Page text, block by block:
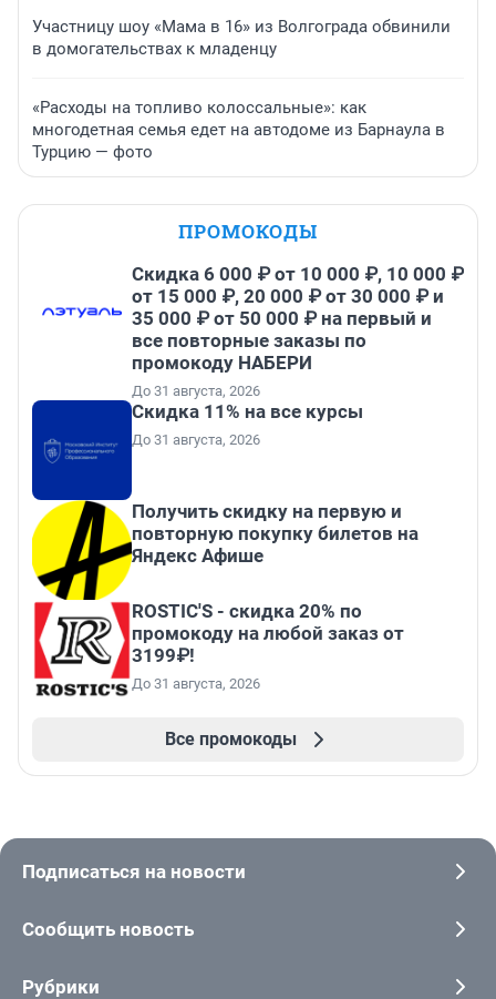
Участницу шоу «Мама в 16» из Волгограда обвинили
в домогательствах к младенцу
«Расходы на топливо колоссальные»: как
многодетная семья едет на автодоме из Барнаула в
Турцию — фото
ПРОМОКОДЫ
Скидка 6 000 ₽ от 10 000 ₽, 10 000 ₽
от 15 000 ₽, 20 000 ₽ от 30 000 ₽ и
35 000 ₽ от 50 000 ₽ на первый и
все повторные заказы по
промокоду НАБЕРИ
До 31 августа, 2026
Скидка 11% на все курсы
До 31 августа, 2026
Получить скидку на первую и
повторную покупку билетов на
Яндекс Афише
ROSTIC'S - скидка 20% по
промокоду на любой заказ от
3199₽!
До 31 августа, 2026
Все промокоды
Подписаться на новости
Сообщить новость
Рубрики